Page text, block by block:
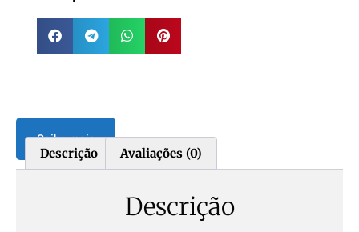
Saiba mais
Descrição Avaliações (0)
Descrição